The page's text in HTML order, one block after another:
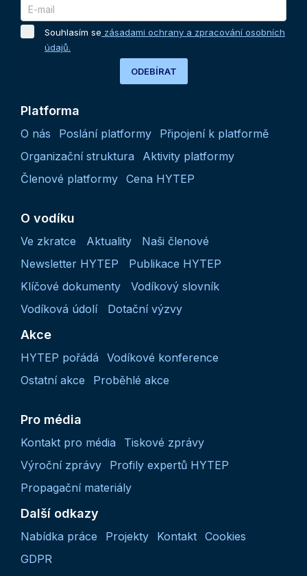
Souhlasím se zásadami ochrany a zpracování osobních
údajů.
ODEBÍRAT
Platforma
O nás Poslání platformy
Připojení k platformě
Organizační struktura
Aktivity platformy
Členové platformy Cena HYTEP
O vodíku
Ve zkratce Aktuality
Naši členové
Newsletter HYTEP
Publikace HYTEP
Klíčové dokumenty
Vodíkový slovník
Vodíková údolí
Dotační výzvy
Akce
HYTEP pořádá
Vodíkové konference
Ostatní akce
Proběhlé akce
Pro média
Kontakt pro média
Tiskové zprávy
Výroční zprávy
Profily expertů HYTEP
Propagační materiály
Další odkazy
Nabídka práce Projekty Kontakt Cookies
GDPR